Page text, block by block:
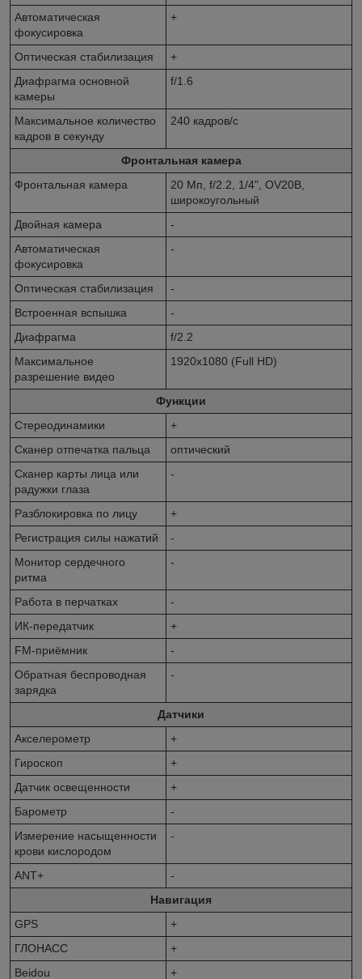
Автоматическая
фокусировка
+
Оптическая стабилизация
+
Диафрагма основной
камеры
f/1.6
Максимальное количество
кадров в секунду
240 кадров/с
Фронтальная камера
Фронтальная камера
20 Мп, f/2.2, 1/4", OV20B,
широкоугольный
Двойная камера
-
Автоматическая
фокусировка
-
Оптическая стабилизация
-
Встроенная вспышка
-
Диафрагма
f/2.2
Максимальное
разрешение видео
1920x1080 (Full HD)
Функции
Стереодинамики
+
Сканер отпечатка пальца
оптический
Сканер карты лица или
радужки глаза
-
Разблокировка по лицу
+
Регистрация силы нажатий
-
Монитор сердечного
ритма
-
Работа в перчатках
-
ИК-передатчик
+
FM-приёмник
-
Обратная беспроводная
зарядка
-
Датчики
Акселерометр
+
Гироскоп
+
Датчик освещенности
+
Барометр
-
Измерение насыщенности
крови кислородом
-
ANT+
-
Навигация
GPS
+
ГЛОНАСС
+
Beidou
+